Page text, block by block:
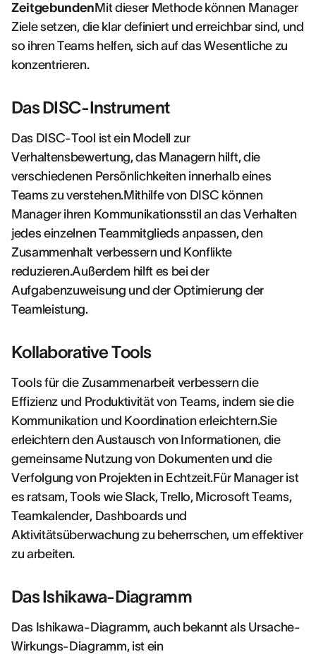
ZeitgebundenMit dieser Methode können Manager
Ziele setzen, die klar definiert und erreichbar sind, und
so ihren Teams helfen, sich auf das Wesentliche zu
konzentrieren.
Das DISC-Instrument
Das DISC-Tool ist ein Modell zur
Verhaltensbewertung, das Managern hilft, die
verschiedenen Persönlichkeiten innerhalb eines
Teams zu verstehen.Mithilfe von DISC können
Manager ihren Kommunikationsstil an das Verhalten
jedes einzelnen Teammitglieds anpassen, den
Zusammenhalt verbessern und Konflikte
reduzieren.Außerdem hilft es bei der
Aufgabenzuweisung und der Optimierung der
Teamleistung.
Kollaborative Tools
Tools für die Zusammenarbeit verbessern die
Effizienz und Produktivität von Teams, indem sie die
Kommunikation und Koordination erleichtern.Sie
erleichtern den Austausch von Informationen, die
gemeinsame Nutzung von Dokumenten und die
Verfolgung von Projekten in Echtzeit.Für Manager ist
es ratsam, Tools wie Slack, Trello, Microsoft Teams,
Teamkalender, Dashboards und
Aktivitätsüberwachung zu beherrschen, um effektiver
zu arbeiten.
Das Ishikawa-Diagramm
Das Ishikawa-Diagramm, auch bekannt als Ursache-
Wirkungs-Diagramm, ist ein